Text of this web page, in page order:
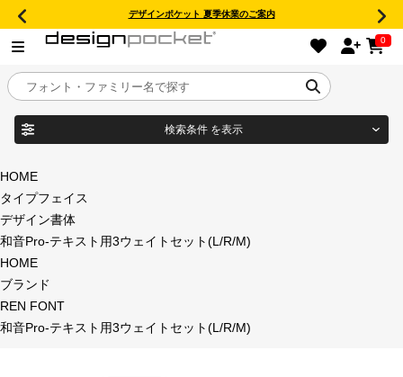
デザインポケット 夏季休業のご案内
0
目的別フォントガイド
特集
年間ライセンス商品
検索条件 を表示
商品名
HOME
タイプフェイス
デザイン書体
和音Pro-テキスト用3ウェイトセット(L/R/M)
HOME
ブランド
REN FONT
和音Pro-テキスト用3ウェイトセット(L/R/M)